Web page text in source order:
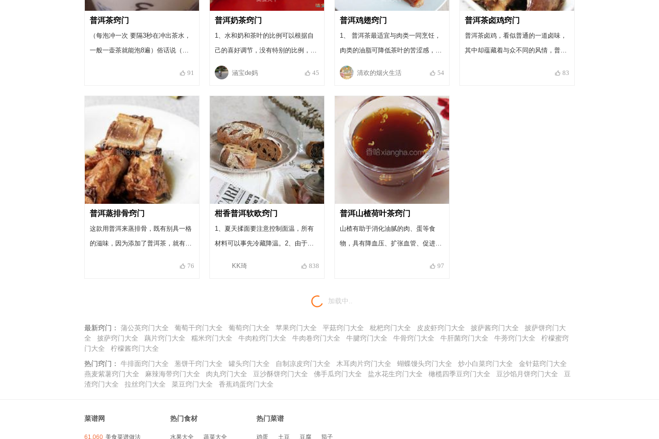
普洱茶窍门
（每泡冲一次 要隔3秒在冲出茶水，
一般一壶茶就能泡8遍）俗话说（头
茶，不同时间段也一样喝不同的茶。
陈年普洱那可是珍品噢。因为没有保
质期，越久越醇香。
91
普洱奶茶窍门
1、水和奶和茶叶的比例可以根据自
己的喜好调节，没有特别的比例，如
果你喜欢奶味浓些就多放些奶，反之
就多加些水。想要茶香浓些就多放些
茶叶即可。 2、冰糖可以放到奶茶里
煮化，我比较喜欢它慢慢融化的口
感，慢慢变甜。 3、如果放蜂蜜，就
要等奶茶稍稍冷却再放即可。
涵宝de妈 45
普洱鸡翅窍门
1、 普洱茶最适宜与肉类一同烹饪，
肉类的油脂可降低茶叶的苦涩感，而
茶叶能去除肉类的腥味，又能改善口
感，消除油腻，但是用普洱入菜要选
用优质的普洱，劣质的普洱会降低肉
质的鲜味。 2、以茶入菜不宜用味大
的辛香味佐料，如八角、花椒等，以
免影响茶香和甘醇，失去茶菜的风
味。 3、盐的用量依个人的口味放
入，可尝尝味慢慢加入盐量。 4、喜
欢甜味可加入一些白糖在里面。
清欢的烟火生活 54
普洱茶卤鸡窍门
普洱茶卤鸡，看似普通的一道卤味，
其中却蕴藏着与众不同的风情，普洱
83
普洱蒸排骨窍门
这款用普洱来蒸排骨，既有别具一格
的滋味，因为添加了普洱茶，就有了
感觉。
76
柑香普洱软欧窍门
1、夏天揉面要注意控制面温，所有
材料可以事先冷藏降温。2、由于家
间不固定，以面团状态为准。4、烘
KK琦 838
普洱山楂荷叶茶窍门
山楂有助于消化油腻的肉、蛋等食
物，具有降血压、扩张血管、促进血
体内的酸碱度。对减少类脂化含物、
脂减肥、抗癌、抗衰老的功效。普洱
茶效果最好。
97
加载中..
最新窍门： 蒲公英窍门大全 葡萄干窍门大全 葡萄窍门大全 苹果窍门大全 平菇窍门大全 枇杷窍门大全 皮皮虾窍门大全 披萨酱窍门大全
披萨饼窍门大
全
披萨窍门大全 藕片窍门大全 糯米窍门大全 牛肉粒窍门大全 牛肉卷窍门大全 牛腱窍门大全 牛骨窍门大全 牛肝菌窍门大全 牛蒡窍门大全
柠檬蜜窍
门大全
柠檬酱窍门大全
热门窍门：
牛排面窍门大全 葱饼干窍门大全 罐头窍门大全 自制凉皮窍门大全 木耳肉片窍门大全 蝴蝶馒头窍门大全 炒小白菜窍门大全
金针菇窍门大全
燕麦紫薯窍门大全
麻辣海带窍门大全 肉丸窍门大全 豆沙酥饼窍门大全 佛手瓜窍门大全 盐水花生窍门大全 橄榄四季豆窍门大全 豆沙馅月饼窍门大全
豆
渣窍门大全
拉丝窍门大全 菜豆窍门大全 香蕉鸡蛋窍门大全
菜谱网
61,060 美食菜谱做法
热门食材
水果大全 蔬菜大全
热门菜谱
鸡蛋 土豆 豆腐 茄子